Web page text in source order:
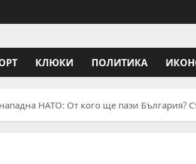
КЛЮКИ ПОЛИТИКА
НАТО: От кого ще пази България?